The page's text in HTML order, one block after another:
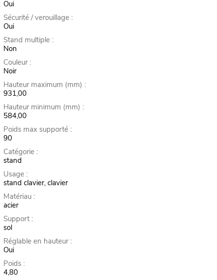
Oui
Sécurité / verouillage :
Oui
Stand multiple :
Non
Couleur :
Noir
Hauteur maximum (mm) :
931,00
Hauteur minimum (mm) :
584,00
Poids max supporté :
90
Catégorie :
stand
Usage :
stand clavier, clavier
Matériau :
acier
Support :
sol
Réglable en hauteur :
Oui
Poids :
4,80